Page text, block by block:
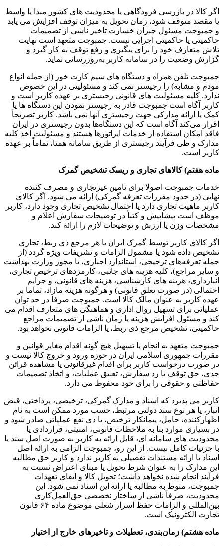
اگر کالا در بازرسی فرودگاهی یا محدودیت های کشور مبدا یا واسط
یا مقصد متوقف شود، زمان تحویل به میزان توقف افزایش می یابد
و جمبوجت مسئول جبران خسارت تاخیر ناشی از تصمیمات
حاکمیتی یا حاکمیتی اجرایی نیست. جمبوجت متعهد است نهایت
تلاش متعارف خود را برای پیگیری و رفع توقف به کار گیرد و
گزارش وضعیت را در سامانه کاربر به‌روزرسانی نماید.
جمبوجت تلفن همراه و دستگاه های سیم کارت خور (از جمله انواع
مودم و مشابه) را رجیستر نمی کند و مسئولیتی در این خصوص
ندارد. کلیه مسئولیت های قانونی رجیستری بر عهده کاربر است و
کاربر آگاه است جمبوجت قادر به رجیستر نمودن این دستگاه ها یا
کمک یا ارائه مدارکی جهت رجیستری آنها نمی باشد. کاربر تصریحاً
اقرار می‌کند آگاه است که این دستگاه‌ها بدون رجیستری در ایران
فاقد امکان استفاده از خدمات اپراتورها هستند و مسئولیت اخذ کلیه
مدارک و طی فرآیند رجیستری از طریق سامانه همتا، تماماً بر عهده
کاربر است.
ماده هفتم) کالاهای تجاری و ریسک تشخیص گمرک
خدمات جمبوجت اصولا برای تامین غیرتجاری و مصرف کننده
نهایی (در حدود مقررات تعرفه گمرکی) ارائه می شود. اگر کالای
کاربر ماهیت تجاری دارد یا احتمال تشخیص تجاری وجود دارد، کاربر
موظف است پیشاپیش و کتباً در توضیحات سفارش اعلام و
مشخصات وزن یا ارزش و توضیحات لازم را ارائه کند.
اگر کالای کاربر توسط گمرک ایران یا هر مرجع ذی ربط، تجاری
تشخیص داده شود یا مشمول الزامات و تشریفات ویژه گردد (از
جمله تعرفه‌های ترجیحی، استاندارد اجباری، یا مجوز وزارت بهداشت
و سایر مراجع)، کلیه هزینه های جانبی، کارمزدهای ترخیص تجاری،
انبارداری، هزینه های کارشناسی، هزینه های قانونی، و جرایم
احتمالی (در صورت تعلق قانونی) و هرگونه هزینه مازاد، تماما بر
عهده کاربر به عنوان مالک کالا است. جمبوجت صرفا در حد توان
عملیاتی برای تسهیل روال اداری و هماهنگی های متعارف اقدام می
کند و مسئول افزایش هزینه یا زمان ناشی از تصمیمات مراجع
حاکمیتی، تشخیص مرجع ذی ربط، یا الزامات قانونی نخواهد بود.
جمبوجت متعهد به انجام یا تسهیل هیچ گونه اقدام مغایر قوانین و
مقررات جمهوری اسلامی ایران در حوزه ورود و خروج کالا نیست و
در صورت درخواست کاربر برای اقدام غیرقانونی یا مشاهده قرائن
جدی، حق توقف یا رد سفارش، تعلیق عملیات، و اتخاذ تصمیمات
حفاظتی و حقوقی را برای خود محفوظ می دارد.
کاربر می پذیرد که اسناد و مدارک گمرکی، ترخیصی، پرداختی، قبض
انبار، یا هر نوع سند دولتی مرتبط، حسب مورد ممکن است به نام
اظهارکننده، حامل، پیمانکار ترخیص، یا ذی نفع عملیاتی صادر شود و
در بسیاری موارد بنا به ملاحظات قانونی، امنیتی، قراردادی یا
محدودیت های سامانه ای، قابل ارائه به کاربر به صورت اصل سند یا
با جزئیات کامل نیست. از این رو، جمبوجت الزامی به ارائه اصل
اسناد یا ارائه مستندات تفصیلی به کاربر ندارد و کاربر حق مطالبه
این مدارک را به عنوان شرط تحویل یا مبنای اعتراض نسبت به
فرآیند انجام شده نخواهد داشت؛ تحویل کالا و ایفای تعهدات
جمبوجت، منوط به مطالبه یا ارائه این اسناد نمی شود. این
محدودیت، صرفاً ناشی از ساختار تخصصی حق‌العمل‌کاری
بین‌المللی و الزامات حفظ اسرار شغلی موضوع ماده ۶۴ قانون
تجارت الکترونیک است.
ماده هشتم) زمان‌بندی، تعطیلات و تاخیرهای خارج از اختیار